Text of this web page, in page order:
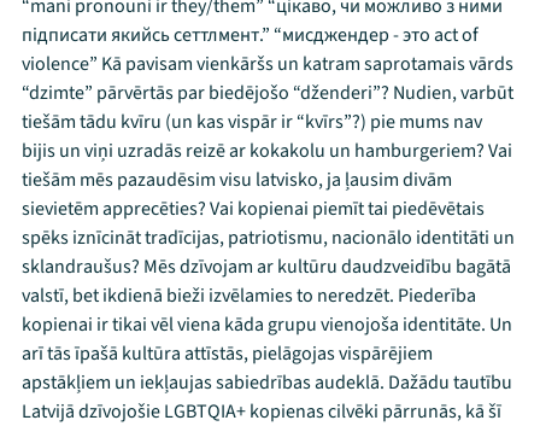
“mani pronouni ir they/them” “цікаво, чи можливо з ними
підписати якийсь сеттлмент.” “мисджендер - это act of
violence” Kā pavisam vienkāršs un katram saprotamais vārds
“dzimte” pārvērtās par biedējošo “dženderi”? Nudien, varbūt
tiešām tādu kvīru (un kas vispār ir “kvīrs”?) pie mums nav
bijis un viņi uzradās reizē ar kokakolu un hamburgeriem? Vai
tiešām mēs pazaudēsim visu latvisko, ja ļausim divām
sievietēm apprecēties? Vai kopienai piemīt tai piedēvētais
spēks iznīcināt tradīcijas, patriotismu, nacionālo identitāti un
sklandraušus? Mēs dzīvojam ar kultūru daudzveidību bagātā
valstī, bet ikdienā bieži izvēlamies to neredzēt. Piederība
kopienai ir tikai vēl viena kāda grupu vienojoša identitāte. Un
arī tās īpašā kultūra attīstās, pielāgojas vispārējiem
apstākļiem un iekļaujas sabiedrības audeklā. Dažādu tautību
Latvijā dzīvojošie LGBTQIA+ kopienas cilvēki pārrunās, kā šī